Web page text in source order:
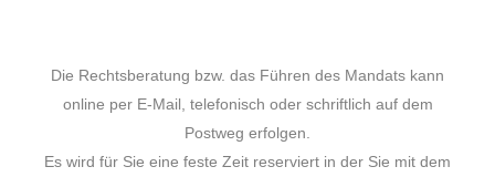
Die Rechtsberatung bzw. das Führen des Mandats kann
online per E-Mail, telefonisch oder schriftlich auf dem
Postweg erfolgen.
Es wird für Sie eine feste Zeit reserviert in der Sie mit dem